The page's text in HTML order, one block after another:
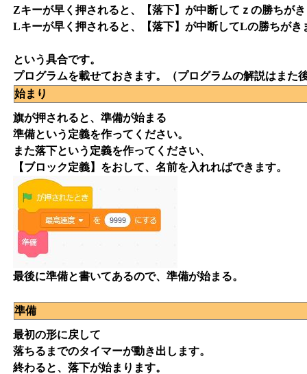
Zキーが早く押されると、【落下】が中断してｚの勝ちがき
Lキーが早く押されると、【落下】が中断してLの勝ちがき
という具合です。
プログラムを載せておきます。（プログラムの解説はまた後
始まり
旗が押されると、準備が始まる
準備という定義を作ってください。
また落下という定義を作ってください、
【ブロック定義】をおして、名前を入れればできます。
最後に準備と書いてあるので、準備が始まる。
準備
最初の形に戻して
落ちるまでのタイマーが動き出します。
終わると、落下が始まります。